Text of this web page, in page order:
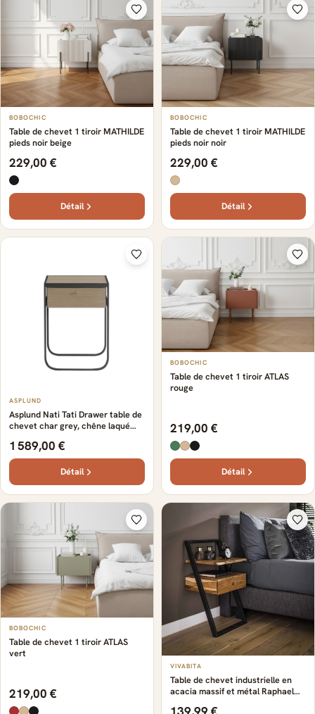
BOBOCHIC
Table de chevet 1 tiroir MATHILDE
pieds noir beige
229,00 €
Détail
BOBOCHIC
Table de chevet 1 tiroir MATHILDE
pieds noir noir
229,00 €
Détail
ASPLUND
Asplund Nati Tati Drawer table de
chevet char grey, chêne laqué
1 589,00 €
Détail
BOBOCHIC
Table de chevet 1 tiroir ATLAS
rouge
219,00 €
Détail
BOBOCHIC
Table de chevet 1 tiroir ATLAS
vert
219,00 €
VIVABITA
Table de chevet industrielle en
acacia massif et métal Raphael